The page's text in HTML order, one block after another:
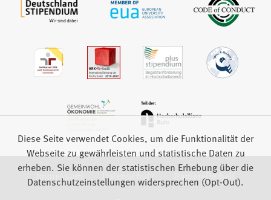
Impressum Datenschutz
Barrierefreiheit
Diese Seite verwendet Cookies, um die Funktionalität der
Webseite zu gewährleisten und statistische Daten zu
erheben. Sie können der statistischen Erhebung über die
Datenschutzeinstellungen widersprechen (Opt-Out).